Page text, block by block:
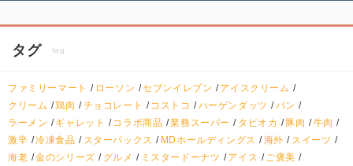
タグ tag
ファミリーマート ローソン セブンイレブン
アイスクリーム
クリーム
鶏肉 チョコレート コストコ ハーゲンダッツ
パン
ラーメン
ギャレット コラボ商品 業務スーパー タピオカ 豚肉
牛肉
激辛 冷凍食品 スターバックス MDホールディングス 海外
スイーツ
海老 金のシリーズ グルメ ミスタードーナツ アイス
ご褒美